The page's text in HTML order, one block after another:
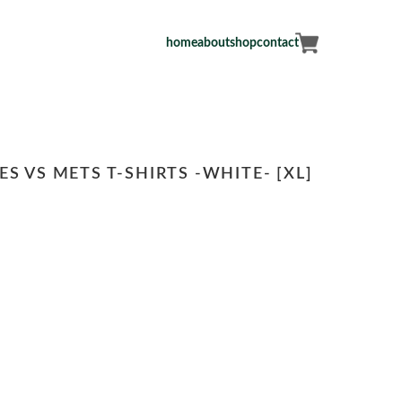
homeaboutshopcontact
VS METS T-SHIRTS -WHITE- [XL]